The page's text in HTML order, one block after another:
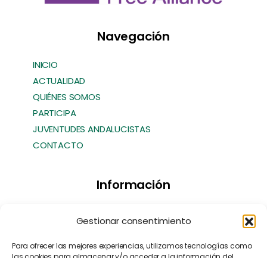
Gestionar consentimiento
Para ofrecer las mejores experiencias, utilizamos tecnologías como
Navegación
INICIO
ACTUALIDAD
QUIÉNES SOMOS
PARTICIPA
JUVENTUDES ANDALUCISTAS
CONTACTO
Información
Política de Privacidad